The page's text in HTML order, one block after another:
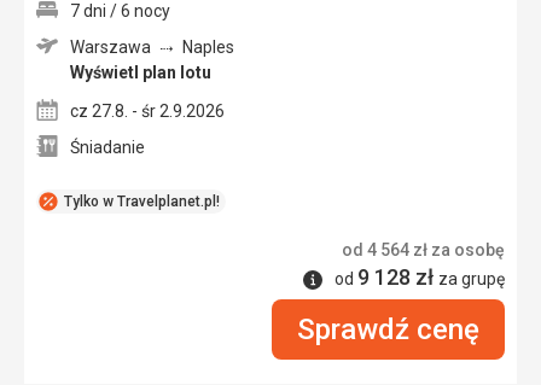
Tylko w Travelplanet.pl!
7 dni / 6 nocy
Warszawa
Naples
Wyświetl plan lotu
cz 27.8. - śr 2.9.2026
Śniadanie
od 4 564 zł za osobę
Informacje
od 9 128 zł za grupę
Sprawdź cenę